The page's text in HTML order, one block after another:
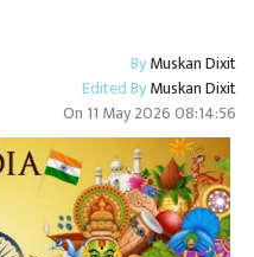
ByMuskan Dixit
Edited ByMuskan Dixit
On 11 May 2026 08:14:56